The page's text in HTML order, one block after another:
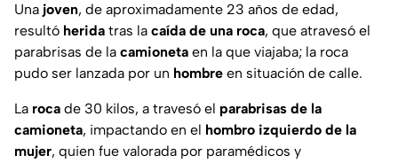
Una joven, de aproximadamente 23 años de edad,
resultó herida tras la caída de una roca, que atravesó el
parabrisas de la camioneta en la que viajaba; la roca
pudo ser lanzada por un hombre en situación de calle.
La roca de 30 kilos, a travesó el parabrisas de la
camioneta, impactando en el hombro izquierdo de la
mujer, quien fue valorada por paramédicos y